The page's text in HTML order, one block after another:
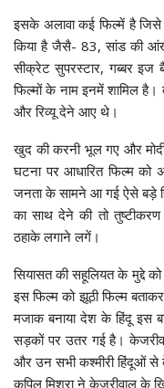
इसके अलावा कई फिल्में है
किया है जैसै- 83, सांड की
सीक्रेट सुपरस्टार, गब्बर इज
फिल्मों के नाम इनमें शामिल है।
और रिव्यू देने आए थे।
खुद की करनी भूल गए और
घटना पर आधारित फिल्म को
जनता के सामने आ गई ऐसे बड़े
का साथ देने की तो
ठहाके लगाने लगें।
सियासत की सहूलियत के मुद्दे
इस फिल्म को झूठी फिल्म
मजाक बनाया देश के हिंदू इस
सड़कों पर उतर गई है।
और उन सभी कश्मीरी हिंदूओं से
कपिल मिश्रा ने केजरीवाल के